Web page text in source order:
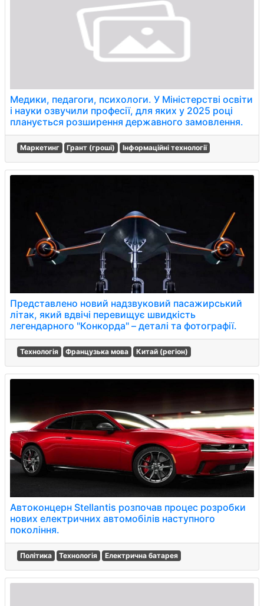
Медики, педагоги, психологи. У Міністерстві освіти
і науки озвучили професії, для яких у 2025 році
планується розширення державного замовлення.
Маркетинг Грант (гроші) Інформаційні технології
Представлено новий надзвуковий пасажирський
літак, який вдвічі перевищує швидкість
легендарного "Конкорда" – деталі та фотографії.
Технологія Французька мова Китай (регіон)
Автоконцерн Stellantis розпочав процес розробки
нових електричних автомобілів наступного
покоління.
Політика Технологія Електрична батарея